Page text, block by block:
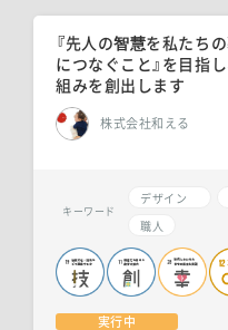
『先人の智慧を私たち
につなぐこと』を目指
組みを創出します
株式会社和える
キーワード
デザイン
職人
実行中